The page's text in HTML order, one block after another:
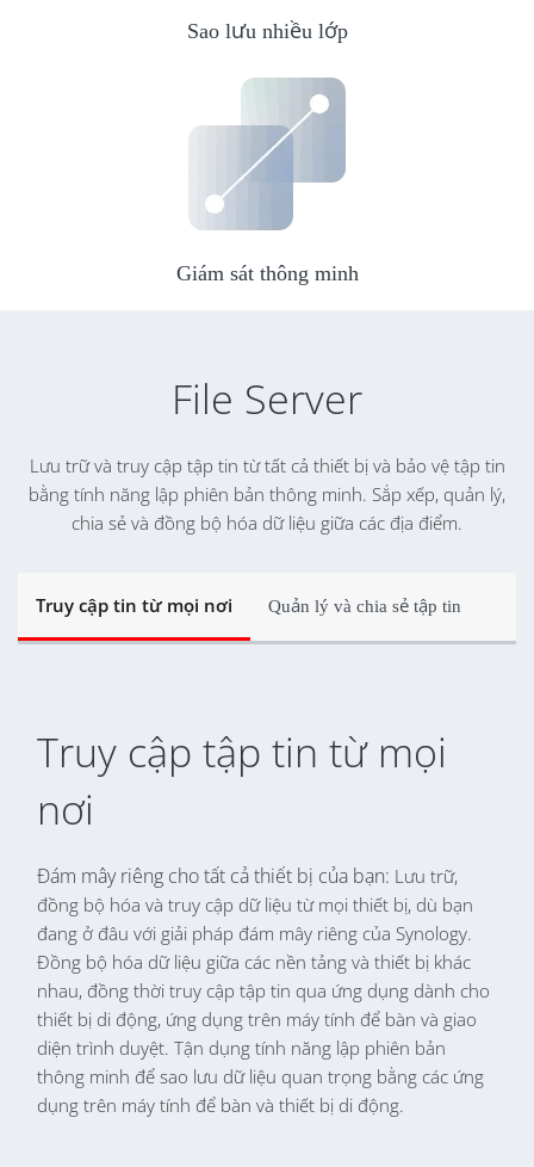
Sao lưu nhiều lớp
Giám sát thông minh
File Server
Lưu trữ và truy cập tập tin từ tất cả thiết bị và bảo vệ tập tin
bằng tính năng lập phiên bản thông minh. Sắp xếp, quản lý,
chia sẻ và đồng bộ hóa dữ liệu giữa các địa điểm.
Truy cập tin từ mọi nơi Quản lý và chia sẻ tập tin
Truy cập tập tin từ mọi
nơi
Đám mây riêng cho tất cả thiết bị của bạn: Lưu trữ,
đồng bộ hóa và truy cập dữ liệu từ mọi thiết bị, dù bạn
đang ở đâu với giải pháp đám mây riêng của Synology.
Đồng bộ hóa dữ liệu giữa các nền tảng và thiết bị khác
nhau, đồng thời truy cập tập tin qua ứng dụng dành cho
thiết bị di động, ứng dụng trên máy tính để bàn và giao
diện trình duyệt. Tận dụng tính năng lập phiên bản
thông minh để sao lưu dữ liệu quan trọng bằng các ứng
dụng trên máy tính để bàn và thiết bị di động.